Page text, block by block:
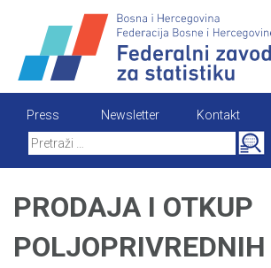
content
Press Newsletter
Kontakt
Search
for:
PRODAJA I OTKUP
POLJOPRIVREDNIH